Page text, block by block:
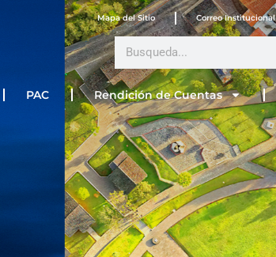
Mapa del Sitio Correo Institucional
Search
PAC Rendición de Cuentas